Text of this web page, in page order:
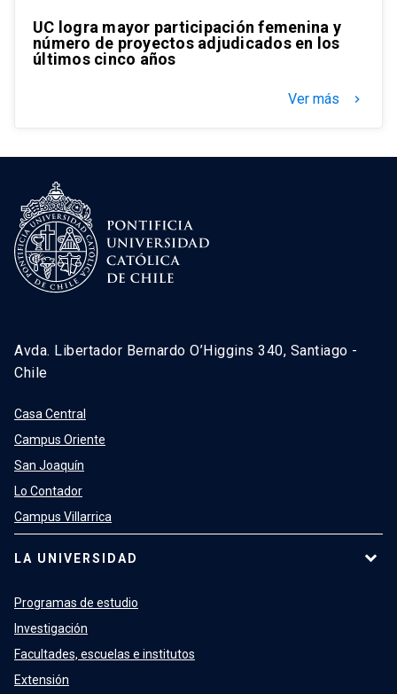
UC logra mayor participación femenina y
número de proyectos adjudicados en los
últimos cinco años
Ver más keyboard_arrow_right
Avda. Libertador Bernardo O’Higgins 340, Santiago -
Chile
Casa Central
Campus Oriente
San Joaquín
Lo Contador
Campus Villarrica
LA UNIVERSIDAD
Programas de estudio
Investigación
Facultades, escuelas e institutos
Extensión